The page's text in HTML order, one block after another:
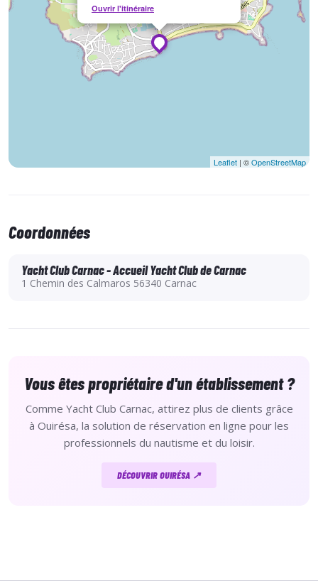
Ouvrir l'itinéraire
Leaflet | ©OpenStreetMap
Coordonnées
Yacht Club Carnac - Accueil Yacht Club de Carnac
1 Chemin des Calmaros 56340 Carnac
Vous êtes propriétaire d'un établissement ?
Comme Yacht Club Carnac, attirez plus de clients grâce
à Ouirésa, la solution de réservation en ligne pour les
professionnels du nautisme et du loisir.
DÉCOUVRIR OUIRÉSA ↗